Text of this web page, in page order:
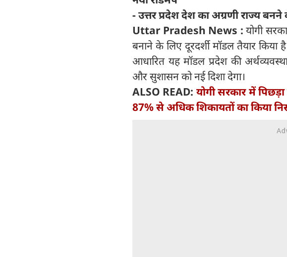
- उत्तर प्रदेश देश का अग्रणी राज्य
Uttar Pradesh News :योगी
बनाने के लिए दूरदर्शी मॉडल तैयार
आधारित यह मॉडल प्रदेश की
और सुशासन को नई दिशा देगा।
ALSO READ: योगी सरकार में
87% से अधिक शिकायतों का किया